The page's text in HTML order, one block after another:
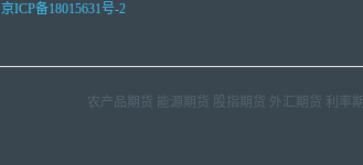
京ICP备18015631号-2
农产品期货 能源期货 股指期货 外汇期货 利率